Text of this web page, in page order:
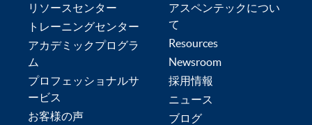
リソースセンター
トレーニングセンター
アカデミックプログラ
ム
プロフェッショナルサ
ービス
お客様の声
アスペンテックについ
て
Resources
Newsroom
採用情報
ニュース
ブログ